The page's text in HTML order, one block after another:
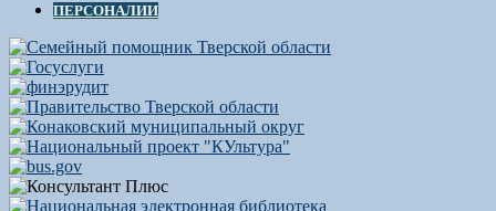
ПЕРСОНАЛИИ